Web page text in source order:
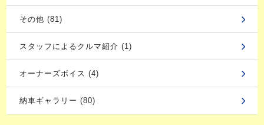
その他 (81)
スタッフによるクルマ紹介 (1)
オーナーズボイス (4)
納車ギャラリー (80)